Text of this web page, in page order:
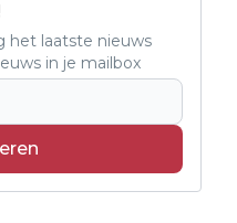
het laatste nieuws
in je mailbox